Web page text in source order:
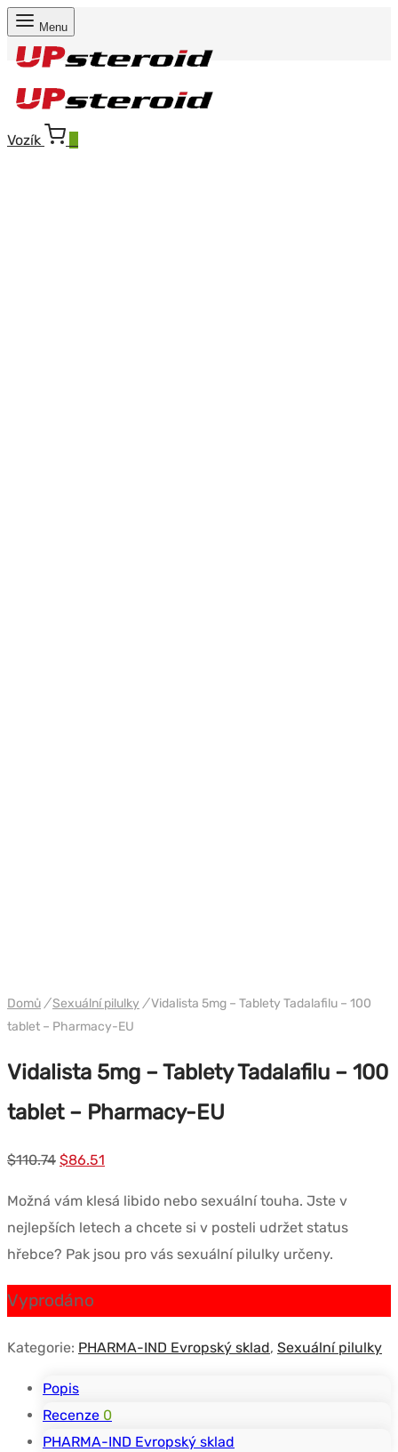
Menu
Vozík
Domů /Sexuální pilulky /Vidalista 5mg – Tablety Tadalafilu – 100
tablet – Pharmacy-EU
Vidalista 5mg – Tablety Tadalafilu – 100
tablet – Pharmacy-EU
$110.74 Původní
$86.51
Možná vám klesá libido nebo sexuální touha. Jste v
nejlepších letech a chcete si v posteli udržet status
hřebce? Pak jsou pro vás sexuální pilulky určeny.
Vyprodáno
Kategorie: PHARMA-IND Evropský sklad, Sexuální pilulky
Popis
Recenze 0
PHARMA-IND Evropský sklad